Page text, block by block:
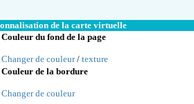
de la carte virtuelle
Couleur du fond de la page
Changer de couleur/ texture
Couleur de la bordure
Changer de couleur